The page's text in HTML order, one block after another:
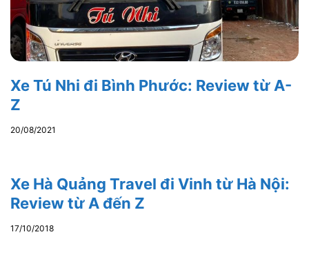
Xe Tú Nhi đi Bình Phước: Review từ A-
Z
20/08/2021
Xe Hà Quảng Travel đi Vinh từ Hà Nội:
Review từ A đến Z
17/10/2018